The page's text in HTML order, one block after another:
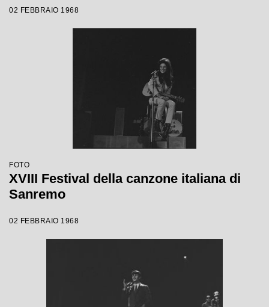
02 FEBBRAIO 1968
FOTO
XVIII Festival della canzone italiana di
Sanremo
02 FEBBRAIO 1968